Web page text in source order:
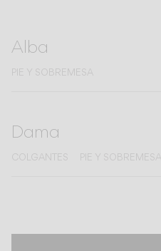
Descargas
Área Profesional
IDIOMA
Alba
PIE Y SOBREMESA
Dama
COLGANTES PIE Y SOBREMESA